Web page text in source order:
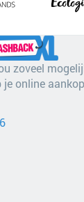
zoveel
je online